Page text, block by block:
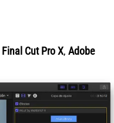
Final Cut Pro X, Adobe